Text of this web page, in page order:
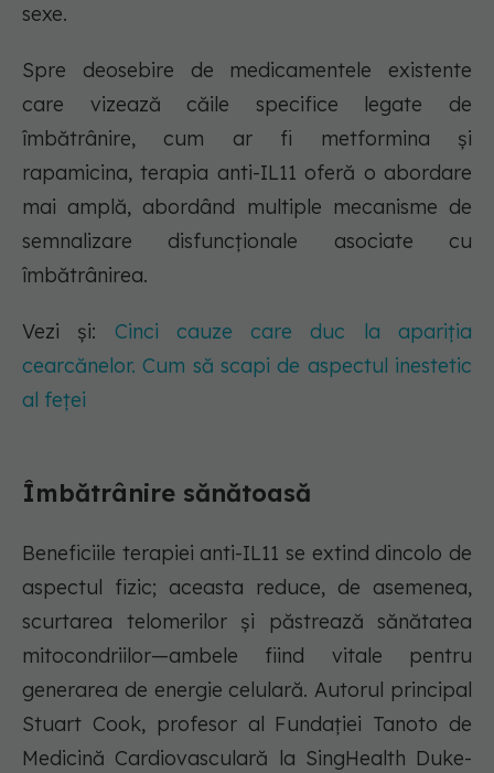
sexe.
Spre deosebire de medicamentele existente
care vizează căile specifice legate de
îmbătrânire, cum ar fi metformina și
rapamicina, terapia anti-IL11 oferă o abordare
mai amplă, abordând multiple mecanisme de
semnalizare disfuncționale asociate cu
îmbătrânirea.
Vezi și: Cinci cauze care duc la apariția
cearcănelor. Cum să scapi de aspectul inestetic
al feței
Îmbătrânire sănătoasă
Beneficiile terapiei anti-IL11 se extind dincolo de
aspectul fizic; aceasta reduce, de asemenea,
scurtarea telomerilor și păstrează sănătatea
mitocondriilor—ambele fiind vitale pentru
generarea de energie celulară. Autorul principal
Stuart Cook, profesor al Fundației Tanoto de
Medicină Cardiovasculară la SingHealth Duke-